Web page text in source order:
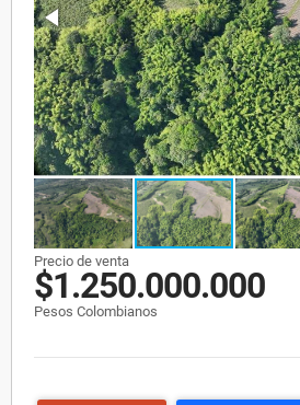
Precio de venta
$1.250.000.000
Pesos Colombianos